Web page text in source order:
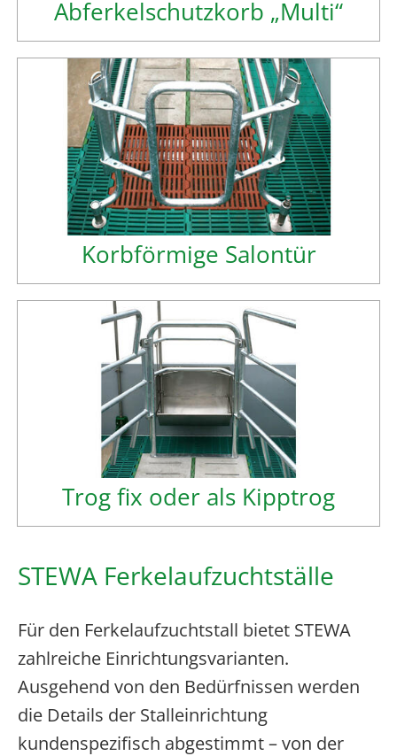
Abferkelschutzkorb „Multi“
Korbförmige Salontür
Trog fix oder als Kipptrog
STEWA Ferkelaufzuchtställe
Für den Ferkelaufzuchtstall bietet STEWA
zahlreiche Einrichtungsvarianten.
Ausgehend von den Bedürfnissen werden
die Details der Stalleinrichtung
kundenspezifisch abgestimmt – von der